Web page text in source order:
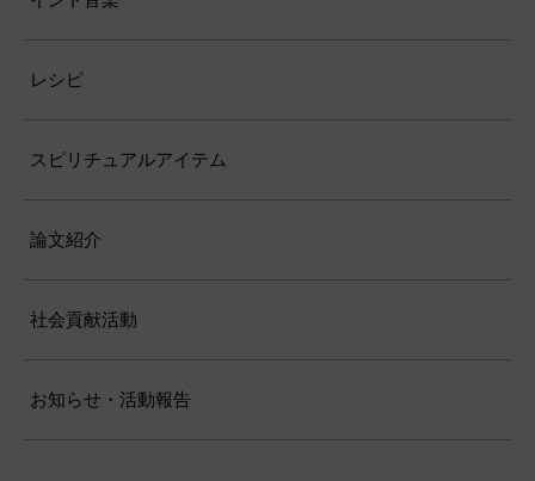
レシピ
スピリチュアルアイテム
論文紹介
社会貢献活動
お知らせ・活動報告